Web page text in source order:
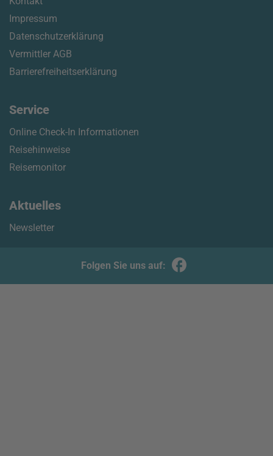
Impressum
Datenschutzerklärung
Vermittler AGB
Barrierefreiheitserklärung
Service
Online Check-In Informationen
Reisehinweise
Reisemonitor
Aktuelles
Newsletter
Folgen Sie uns auf: